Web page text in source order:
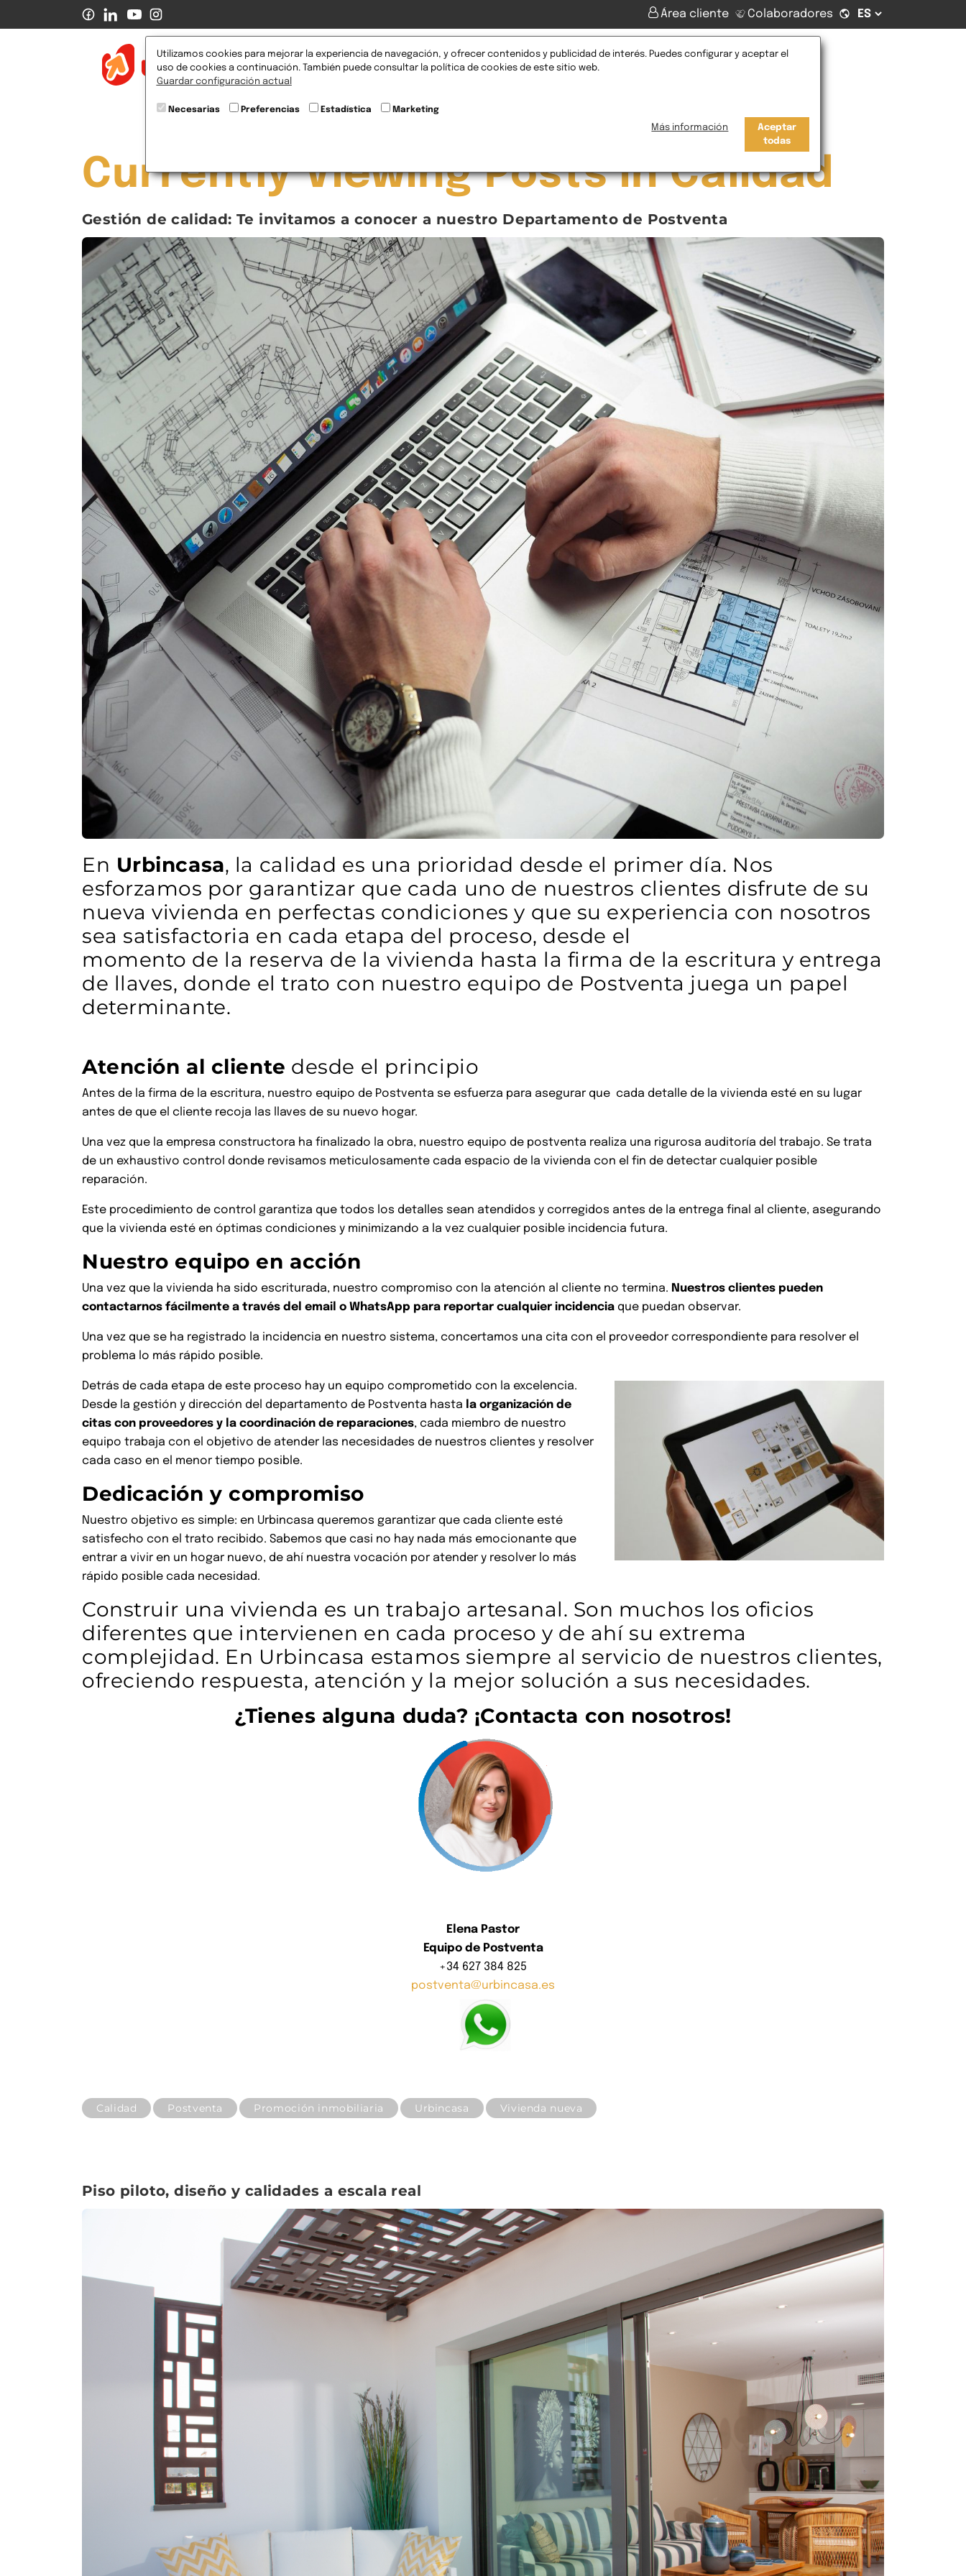
Área cliente Colaboradores
Promociones Nosotros Servicios Blog
Currently Viewing Posts in Calidad
Gestión de calidad: Te invitamos a conocer a nuestro Departamento de Postventa
En Urbincasa, la calidad es una prioridad desde el primer día. Nos
esforzamos por garantizar que cada uno de nuestros clientes disfrute de su
nueva vivienda en perfectas condiciones y que su experiencia con nosotros
sea satisfactoria en cada etapa del proceso, desde el
momento de la reserva de la vivienda hasta la firma de la escritura y entrega
de llaves, donde el trato con nuestro equipo de Postventa juega un papel
determinante.
Atención al cliente desde el principio
Antes de la firma de la escritura, nuestro equipo de Postventa se esfuerza para asegurar que cada detalle de la vivienda esté en su lugar
antes de que el cliente recoja las llaves de su nuevo hogar.
Una vez que la empresa constructora ha finalizado la obra, nuestro equipo de postventa realiza una rigurosa auditoría del trabajo. Se trata
de un exhaustivo control donde revisamos meticulosamente cada espacio de la vivienda con el fin de detectar cualquier posible
reparación.
Este procedimiento de control garantiza que todos los detalles sean atendidos y corregidos antes de la entrega final al cliente, asegurando
que la vivienda esté en óptimas condiciones y minimizando a la vez cualquier posible incidencia futura.
Nuestro equipo en acción
Una vez que la vivienda ha sido escriturada, nuestro compromiso con la atención al cliente no termina. Nuestros clientes pueden
contactarnos fácilmente a través del email o WhatsApp para reportar cualquier incidencia que puedan observar.
Una vez que se ha registrado la incidencia en nuestro sistema, concertamos una cita con el proveedor correspondiente para resolver el
problema lo más rápido posible.
Detrás de cada etapa de este proceso hay un equipo comprometido con la excelencia.
Desde la gestión y dirección del departamento de Postventa hasta la organización de
citas con proveedores y la coordinación de reparaciones, cada miembro de nuestro
equipo trabaja con el objetivo de atender las necesidades de nuestros clientes y resolver
cada caso en el menor tiempo posible.
Dedicación y compromiso
Nuestro objetivo es simple: en Urbincasa queremos garantizar que cada cliente esté
satisfecho con el trato recibido. Sabemos que casi no hay nada más emocionante que
entrar a vivir en un hogar nuevo, de ahí nuestra vocación por atender y resolver lo más
rápido posible cada necesidad.
Construir una vivienda es un trabajo artesanal. Son muchos los oficios
diferentes que intervienen en cada proceso y de ahí su extrema
complejidad. En Urbincasa estamos siempre al servicio de nuestros clientes,
ofreciendo respuesta, atención y la mejor solución a sus necesidades.
¿Tienes alguna duda? ¡Contacta con nosotros!
Elena Pastor
Equipo de Postventa
+34 627 384 825
postventa@urbincasa.es
Calidad Postventa Promoción inmobiliaria Urbincasa Vivienda nueva
Piso piloto, diseño y calidades a escala real
Utilizamos cookies para mejorar la experiencia de navegación, y ofrecer contenidos y publicidad de interés. Puedes configurar y aceptar el
uso de cookies a continuación. También puede consultar la política de cookies de este sitio web.
Guardar configuración actual
Necesarias Preferencias Estadística Marketing
Más información
Aceptar
todas